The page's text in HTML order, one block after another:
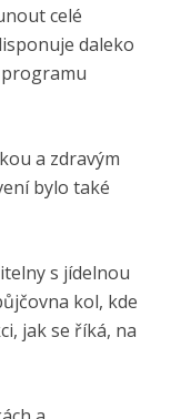
celé
daleko
a zdravým
bylo také
s jídelnou
kol, kde
jak se říká, na